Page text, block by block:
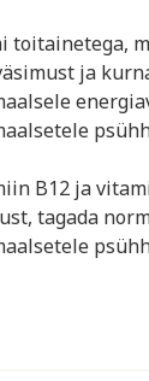
toitainetega,
ja
B12 ja
tagada